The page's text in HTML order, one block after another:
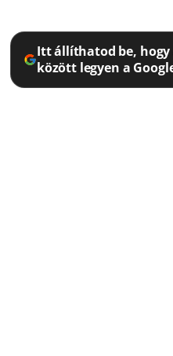
Itt állíthatod be, hogy
között legyen a